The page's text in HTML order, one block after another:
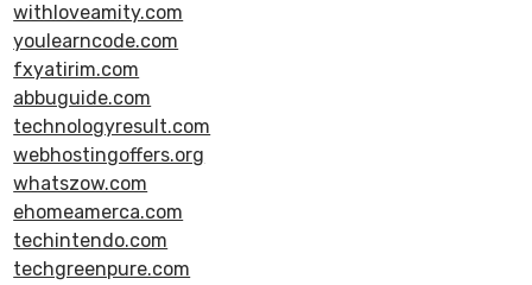
withloveamity.com
youlearncode.com
fxyatirim.com
abbuguide.com
technologyresult.com
webhostingoffers.org
whatszow.com
ehomeamerca.com
techintendo.com
techgreenpure.com